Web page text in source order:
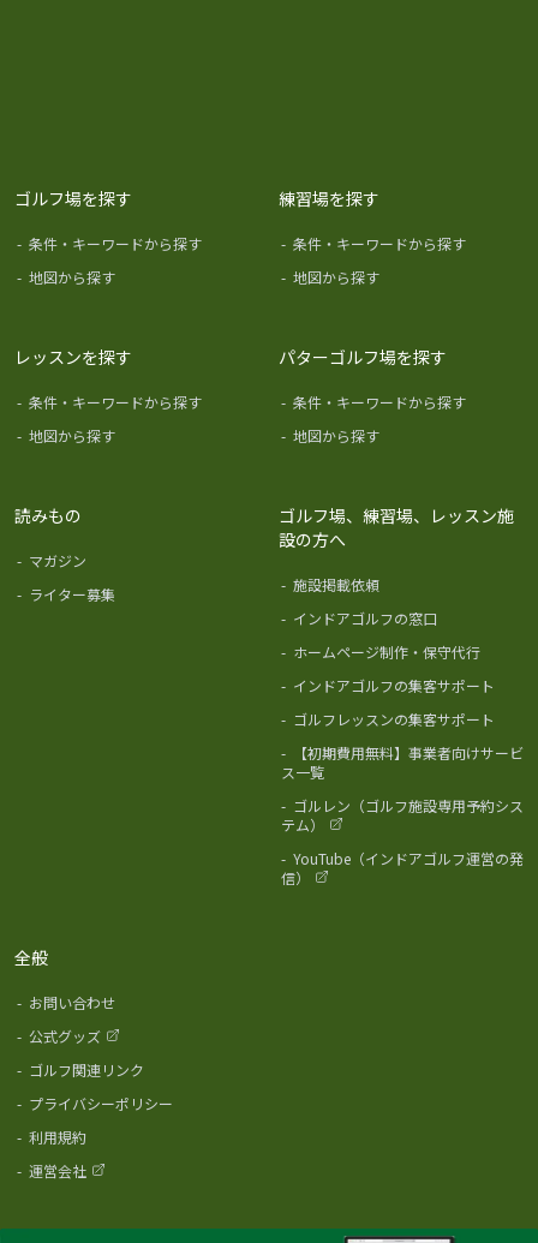
ゴルフ場を探す
- 条件・キーワードから探す
- 地図から探す
練習場を探す
- 条件・キーワードから探す
- 地図から探す
レッスンを探す
- 条件・キーワードから探す
- 地図から探す
パターゴルフ場を探す
- 条件・キーワードから探す
- 地図から探す
読みもの
- マガジン
- ライター募集
ゴルフ場、練習場、レッスン施
設の方へ
- 施設掲載依頼
- インドアゴルフの窓口
- ホームページ制作・保守代行
- インドアゴルフの集客サポート
- ゴルフレッスンの集客サポート
-
【初期費用無料】事業者向けサービ
ス一覧
- ゴルレン（ゴルフ施設専用予約シス
テム）
- YouTube（インドアゴルフ運営の発
信）
全般
- お問い合わせ
- 公式グッズ
- ゴルフ関連リンク
- プライバシーポリシー
- 利用規約
- 運営会社